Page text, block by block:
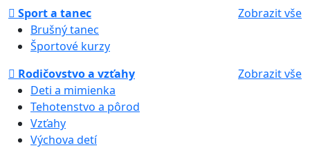
Sport a tanec
Zobrazit vše
Brušný tanec
Športové kurzy
Rodičovstvo a vzťahy
Zobrazit vše
Deti a mimienka
Tehotenstvo a pôrod
Vzťahy
Výchova detí